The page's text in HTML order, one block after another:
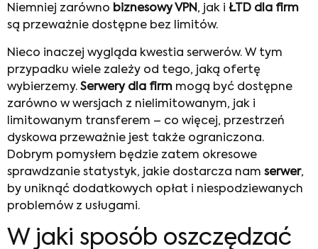
Niemniej zarówno biznesowy VPN, jak i ŁTD dla firm
są przeważnie dostępne bez limitów.
Nieco inaczej wygląda kwestia serwerów. W tym
przypadku wiele zależy od tego, jaką ofertę
wybierzemy. Serwery dla firm mogą być dostępne
zarówno w wersjach z nielimitowanym, jak i
limitowanym transferem – co więcej, przestrzeń
dyskowa przeważnie jest także ograniczona.
Dobrym pomysłem będzie zatem okresowe
sprawdzanie statystyk, jakie dostarcza nam serwer,
by uniknąć dodatkowych opłat i niespodziewanych
problemów z usługami.
W jaki sposób oszczędzać